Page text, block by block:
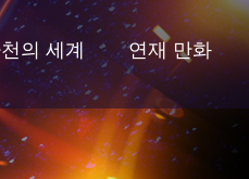
의 세계 연재 만화